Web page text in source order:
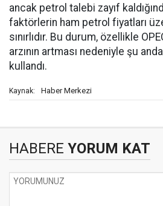
ancak petrol talebi zayıf
faktörlerin ham petrol fiyatları
sınırlıdır. Bu durum, özellikle
arzının artması nedeniyle şu
kullandı.
Kaynak: Haber Merkezi
HABERE YORUM KAT